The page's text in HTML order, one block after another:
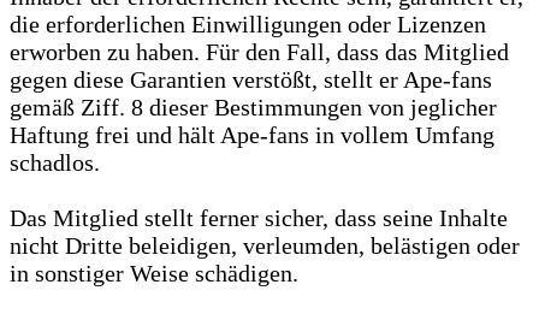
die erforderlichen Einwilligungen oder Lizenzen
erworben zu haben. Für den Fall, dass das Mitglied
gegen diese Garantien verstößt, stellt er Ape-fans
gemäß Ziff. 8 dieser Bestimmungen von jeglicher
Haftung frei und hält Ape-fans in vollem Umfang
schadlos.
Das Mitglied stellt ferner sicher, dass seine Inhalte
nicht Dritte beleidigen, verleumden, belästigen oder
in sonstiger Weise schädigen.